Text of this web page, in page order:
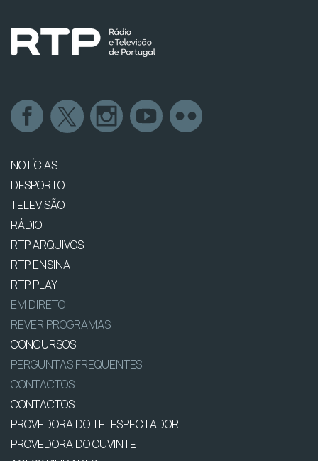
NOTÍCIAS
DESPORTO
TELEVISÃO
RÁDIO
RTP ARQUIVOS
RTP ENSINA
RTP PLAY
EM DIRETO
REVER PROGRAMAS
CONCURSOS
PERGUNTAS FREQUENTES
CONTACTOS
CONTACTOS
PROVEDORA DO TELESPECTADOR
PROVEDORA DO OUVINTE